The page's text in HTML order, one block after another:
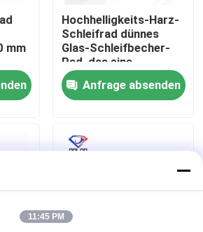
Diamanten
mm
Hochhelligkeits-Harz-
Schleifrad dünnes
Glas-Schleifbecher-
Rad, das eine
ausgezeichnete
Haltbarkeit und
Schleifleistung bietet
Anfrage absenden
11:45 PM